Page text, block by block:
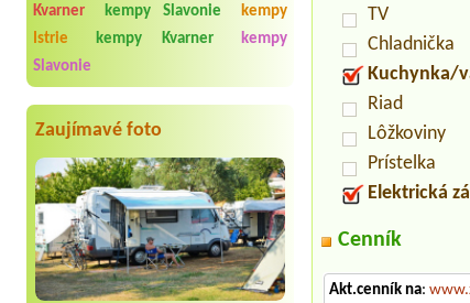
Kvarner
kempy Slavonie
kempy
Istrie
kempy Kvarner
kempy
Slavonie
Zaujímavé foto
TV
Chladnička
Kuchynka/
Riad
Lôžkoviny
Prístelka
Elektrická
Cenník
Akt.cenník na: